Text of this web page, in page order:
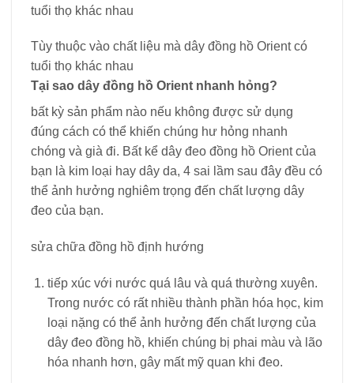
Tùy thuộc vào chất liệu mà dây đồng hồ Orient có
tuổi thọ khác nhau
Tại sao dây đồng hồ Orient nhanh hỏng?
bất kỳ sản phẩm nào nếu không được sử dụng
đúng cách có thể khiến chúng hư hỏng nhanh
chóng và già đi. Bất kể dây đeo đồng hồ Orient của
bạn là kim loại hay dây da, 4 sai lầm sau đây đều có
thể ảnh hưởng nghiêm trọng đến chất lượng dây
đeo của bạn.
sửa chữa đồng hồ định hướng
tiếp xúc với nước quá lâu và quá thường xuyên.
Trong nước có rất nhiều thành phần hóa học, kim
loại nặng có thể ảnh hưởng đến chất lượng của
dây đeo đồng hồ, khiến chúng bị phai màu và lão
hóa nhanh hơn, gây mất mỹ quan khi đeo.